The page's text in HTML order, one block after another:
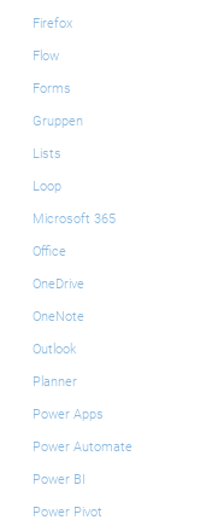
Firefox
Flow
Forms
Gruppen
Lists
Loop
Microsoft 365
Office
OneDrive
OneNote
Outlook
Planner
Power Apps
Power Automate
Power BI
Power Pivot